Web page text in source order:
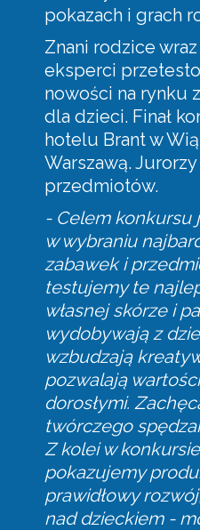
pokazach i grach
Znani rodzice
eksperci
nowości na rynku
dla dzieci. Finał
hotelu Brant w
Warszawą.
przedmiotów.
- Celem konkursu
w wybraniu
zabawek i
testujemy te
własnej skórze i
wydobywają z
wzbudzają
pozwalają
dorosłymi.
twórczego
Z kolei w
pokazujemy
prawidłowy
nad dzieckiem -